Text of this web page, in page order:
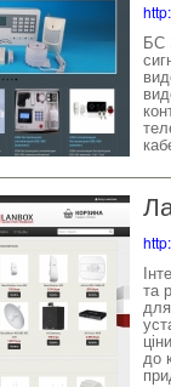
БС
та
до